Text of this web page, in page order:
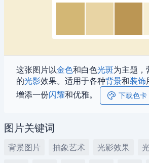
这张图片以金色和白色光斑为主题，
的光影效果。适用于各种背景和装饰
增添一份闪耀和优雅。 下载色卡
图片关键词
背景图片 抽象艺术 光影效果